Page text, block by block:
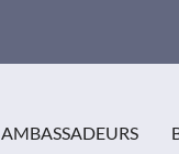
AMBASSADEURS